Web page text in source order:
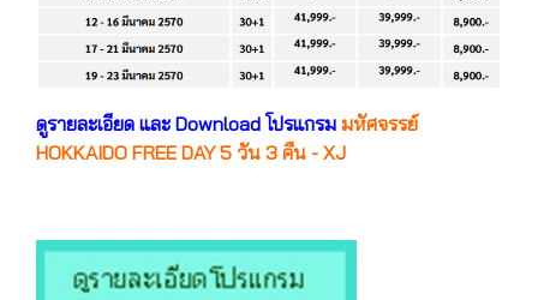
ดูรายละเอียด และ Download โปรแกรม มหัศจรรย์
HOKKAIDO FREE DAY 5 วัน 3 คืน - XJ